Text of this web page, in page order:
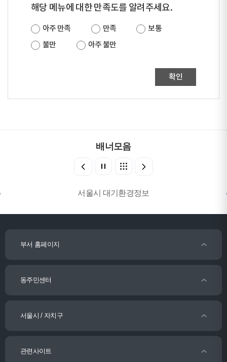
해당 메뉴에 대한 만족도를 알려주세요.
아주 만족 만족
보통
불만
아주 불만
확인
배너모음
서울시 대기환경정보
부서 홈페이지
동주민센터
서울시 / 자치구
관련사이트